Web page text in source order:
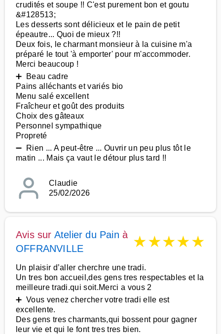
crudités et soupe !! C'est purement bon et goutu
&#128513;
Les desserts sont délicieux et le pain de petit
épeautre... Quoi de mieux ?!!
Deux fois, le charmant monsieur à la cuisine m'a
préparé le tout 'à emporter' pour m'accommoder.
Merci beaucoup !
➕ Beau cadre
Pains alléchants et variés bio
Menu salé excellent
Fraîcheur et goût des produits
Choix des gâteaux
Personnel sympathique
Propreté
➖ Rien ... A peut-être ... Ouvrir un peu plus tôt le
matin ... Mais ça vaut le détour plus tard !!
Claudie
25/02/2026
Avis sur Atelier du Pain à
OFFRANVILLE
★★★★★
Un plaisir d’aller cherchre une tradi.
Un tres bon accueil,des gens tres respectables et la
meilleure tradi.qui soit.Merci a vous 2
➕ Vous venez chercher votre tradi elle est
excellente.
Des gens tres charmants,qui bossent pour gagner
leur vie et qui le font tres tres bien.